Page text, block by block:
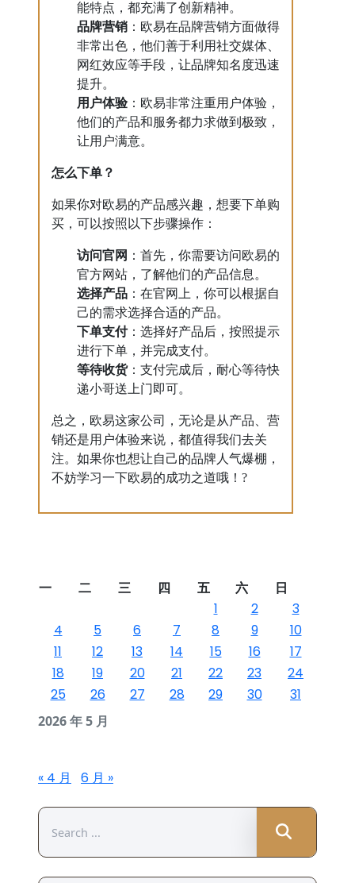
能特点，都充满了创新精神。
品牌营销 ：欧易在品牌营销方面做得
非常出色，他们善于利用社交媒体、
网红效应等手段，让品牌知名度迅速
提升。
用户体验：欧易非常注重用户体验，
他们的产品和服务都力求做到极致，
让用户满意。
怎么下单？
如果你对欧易的产品感兴趣，想要下单购
买，可以按照以下步骤操作：
访问官网 ：首先，你需要访问欧易的
官方网站，了解他们的产品信息。
选择产品 ：在官网上，你可以根据自
己的需求选择合适的产品。
下单支付：选择好产品后，按照提示
进行下单，并完成支付。
等待收货：支付完成后，耐心等待快
递小哥送上门即可。
总之，欧易这家公司，无论是从产品、营
销还是用户体验来说，都值得我们去关
注。如果你也想让自己的品牌人气爆棚，
不妨学习一下欧易的成功之道哦！?
2026 年 5 月
一 二 三 四 五 六 日
1 2
3
4
5 6 7 8 9
10
11
12 13 14 15 16
17
18
19 20 21 22 23
24
25
26 27 28 29 30 31
« 4 月 6 月 »
for: